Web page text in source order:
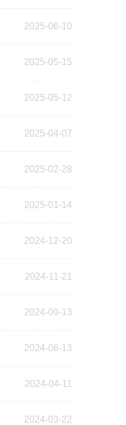
2025-06-10
2025-05-15
2025-05-12
2025-04-07
2025-02-28
2025-01-14
2024-12-20
2024-11-21
2024-09-13
2024-06-13
2024-04-11
2024-03-22